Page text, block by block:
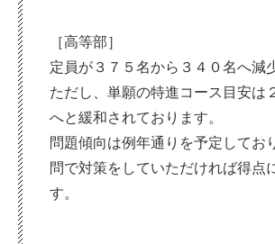
［高等部］
定員が３７５名から３４０名へ減
ただし、単願の特進コース目安は
へと緩和されております。
問題傾向は例年通りを予定してお
問で対策をしていただければ得点
す。